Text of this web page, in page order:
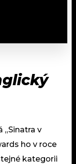
„Sinatra v
ho v roce
kategorii